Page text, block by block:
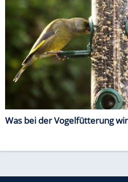
Was bei der Vogelfütterung